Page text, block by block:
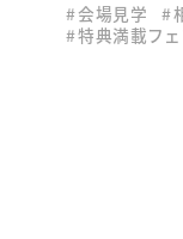
会場見学
特典満載フ